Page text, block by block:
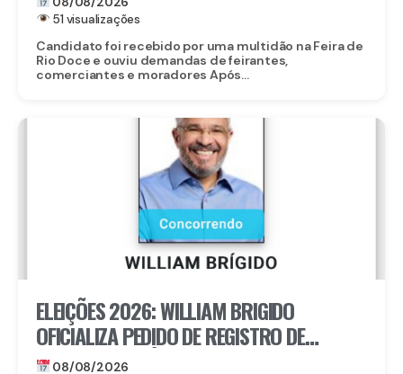
51 visualizações
Candidato foi recebido por uma multidão na Feira de
Rio Doce e ouviu demandas de feirantes,
comerciantes e moradores Após...
ELEIÇÕES 2026: WILLIAM BRIGIDO
OFICIALIZA PEDIDO DE REGISTRO DE
CANDIDATURA À REELEIÇÃO PARA A ALEPE
08/08/2026